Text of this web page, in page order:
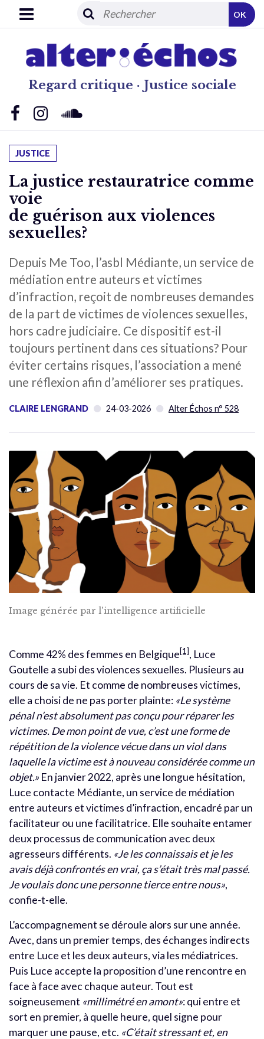
Regard critique · Justice sociale
OK
JUSTICE
La justice restauratrice comme
voie
de guérison aux violences
sexuelles?
Depuis Me Too, l’asbl Médiante, un service de
médiation entre auteurs et victimes
d’infraction, reçoit de nombreuses demandes
de la part de victimes de violences sexuelles,
hors cadre judiciaire. Ce dispositif est-il
toujours pertinent dans ces situations? Pour
éviter certains risques, l’association a mené
une réflexion afin d’améliorer ses pratiques.
CLAIRE LENGRAND 24-03-2026 Alter Échos n° 528
Image générée par l'intelligence artificielle
Comme 42% des femmes en Belgique[1], Luce
Goutelle a subi des violences sexuelles. Plusieurs au
cours de sa vie. Et comme de nombreuses victimes,
elle a choisi de ne pas porter plainte: «Le système
pénal n’est absolument pas conçu pour réparer les
victimes. De mon point de vue, c’est une forme de
répétition de la violence vécue dans un viol dans
laquelle la victime est à nouveau considérée comme un
objet.» En janvier 2022, après une longue hésitation,
Luce contacte Médiante, un service de médiation
entre auteurs et victimes d’infraction, encadré par un
facilitateur ou une facilitatrice. Elle souhaite entamer
deux processus de communication avec deux
agresseurs différents. «Je les connaissais et je les
avais déjà confrontés en vrai, ça s’était très mal passé.
Je voulais donc une personne tierce entre nous»,
confie-t-elle.
L’accompagnement se déroule alors sur une année.
Avec, dans un premier temps, des échanges indirects
entre Luce et les deux auteurs, via les médiatrices.
Puis Luce accepte la proposition d’une rencontre en
face à face avec chaque auteur. Tout est
soigneusement «millimétré en amont»: qui entre et
sort en premier, à quelle heure, quel signe pour
marquer une pause, etc. «C’était stressant et, en